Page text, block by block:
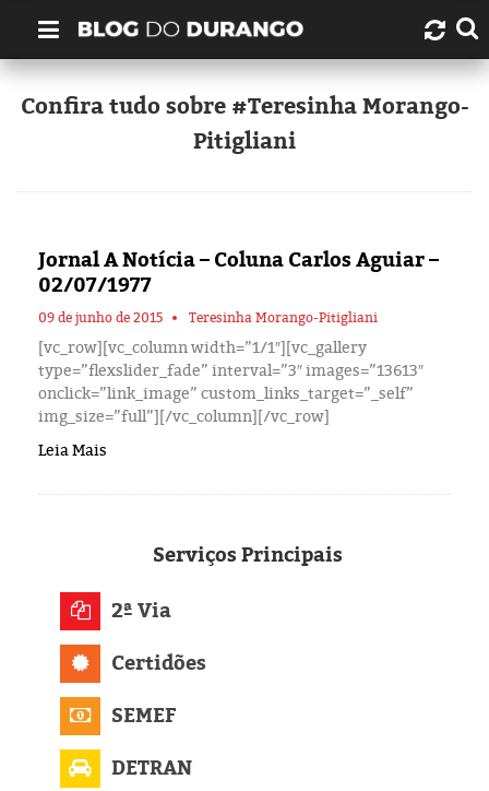
Quem é Durango Duarte?
Links úteis
Artigos
Amazonas
Manaus
História
Eleições 2024
Pesquisas
Confira tudo sobre #Teresinha Morango-
Pitigliani
Jornal A Notícia – Coluna Carlos Aguiar –
02/07/1977
09 de junho de 2015 Teresinha Morango-Pitigliani
[vc_row][vc_column width=”1/1″][vc_gallery
type=”flexslider_fade” interval=”3″ images=”13613″
onclick=”link_image” custom_links_target=”_self”
img_size=”full”][/vc_column][/vc_row]
Leia Mais
ServiçosPrincipais
2ª Via
Certidões
SEMEF
DETRAN